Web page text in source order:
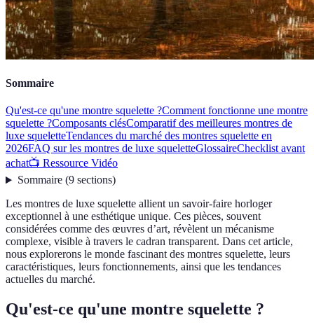
Sommaire
Qu'est-ce qu'une montre squelette ?Comment fonctionne une montre
squelette ?Composants clésComparatif des meilleures montres de
luxe squeletteTendances du marché des montres squelette en
2026FAQ sur les montres de luxe squeletteGlossaireChecklist avant
achat📺 Ressource Vidéo
Sommaire(9 sections)
Les montres de luxe squelette allient un savoir-faire horloger
exceptionnel à une esthétique unique. Ces pièces, souvent
considérées comme des œuvres d’art, révèlent un mécanisme
complexe, visible à travers le cadran transparent. Dans cet article,
nous explorerons le monde fascinant des montres squelette, leurs
caractéristiques, leurs fonctionnements, ainsi que les tendances
actuelles du marché.
Qu'est-ce qu'une montre squelette ?